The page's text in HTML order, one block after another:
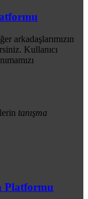
arkadaşlarımızın
Kullanıcı
tanışma
Platformu